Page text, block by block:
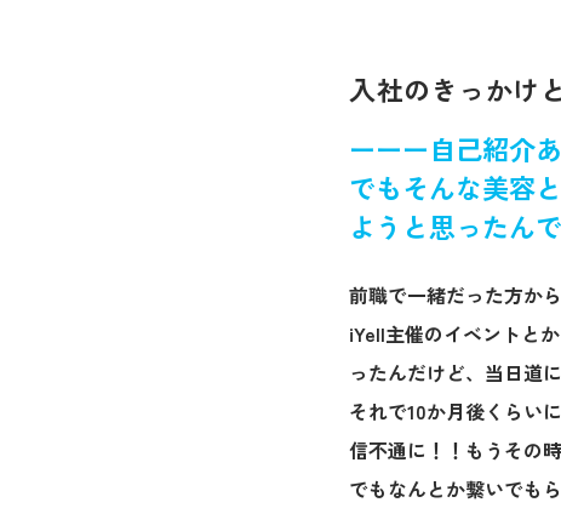
入社のきっかけ
ーーー自己紹介
でもそんな美容
ようと思ったん
前職で一緒だった方か
iYell主催のイベントと
ったんだけど、当日道
それで10か月後くらい
信不通に！！もうその
でもなんとか繋いでも